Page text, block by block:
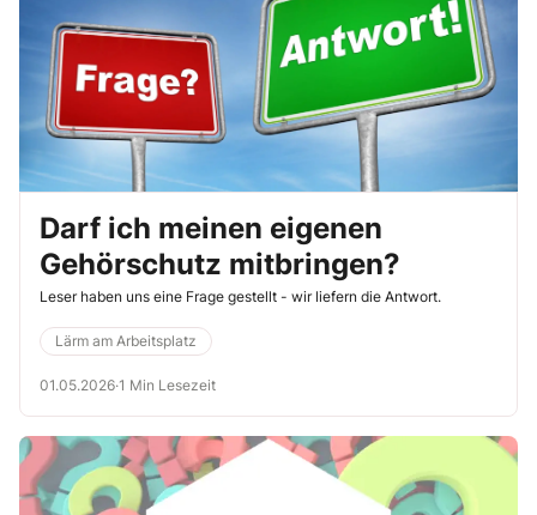
Darf ich meinen eigenen
Gehörschutz mitbringen?
Leser haben uns eine Frage gestellt - wir liefern die Antwort.
Lärm am Arbeitsplatz
01.05.2026·1 Min Lesezeit